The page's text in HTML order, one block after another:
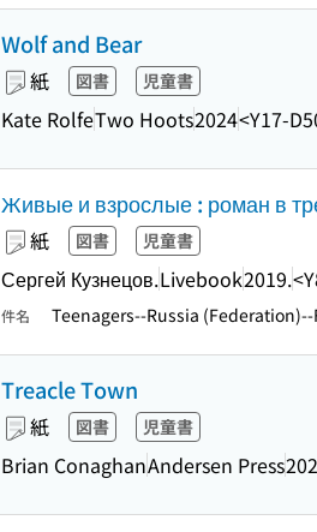
Wolf and Bear
紙 図書 児童書
Kate RolfeTwo Hoots2024<Y17-
Живые и взрослые : роман в
紙 図書 児童書
Сергей Кузнецов.Livebook2019.
件名 Teenagers--Russia
Treacle Town
紙 図書 児童書
Brian ConaghanAndersen Press